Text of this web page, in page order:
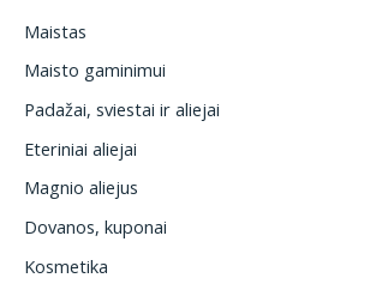
Maistas
Maisto gaminimui
Padažai, sviestai ir aliejai
Eteriniai aliejai
Magnio aliejus
Dovanos, kuponai
Kosmetika